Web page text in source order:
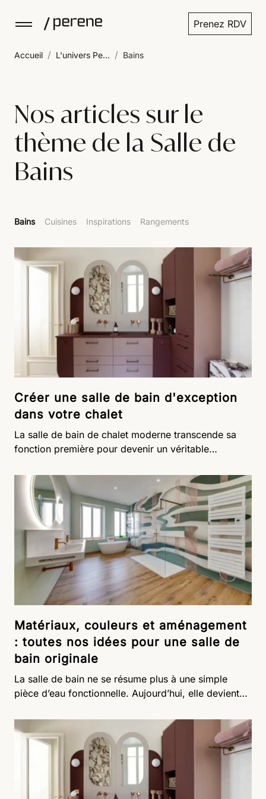
Prenez RDV
Accueil / L'univers Pe... / Bains
Nos articles sur le
thème de la Salle de
Bains
Bains Cuisines Inspirations Rangements
Créer une salle de bain d'exception
dans votre chalet
La salle de bain de chalet moderne transcende sa
fonction première pour devenir un véritable
rencontrent. Dans cet espace privilégié, les
matériaux nobles comme le bois et la pierre naturelle
s'harmonisent avec des équipements raffinés pour
créer une atmosphère unique. Votre salle de bain
devient alors le reflet de votre personnalité, un lieu
où chaque détail est pensé pour sublimer votre
quotidien.
Matériaux, couleurs et aménagement
: toutes nos idées pour une salle de
bain originale
La salle de bain ne se résume plus à une simple
pièce d’eau fonctionnelle. Aujourd’hui, elle devient
lieu où exprimer ses idées design. En matière de
déco, les tendances évoluent : on ose les couleurs,
les formes, les matières, pour imaginer une salle de
bains unique, qui nous ressemble. Minimaliste,
vintage, arty ou naturelle, chaque projet mérite une
réalisation attentive et sur-mesure. Découvrez toutes